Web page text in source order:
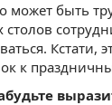
может быть
столов
к